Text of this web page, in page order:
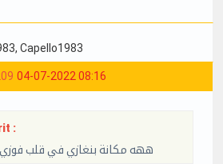
, Capello1983
04-07-2022 08:16
:
ههه مكانة بنغازي في قلب فوزي 70 مليون ربي يزيده